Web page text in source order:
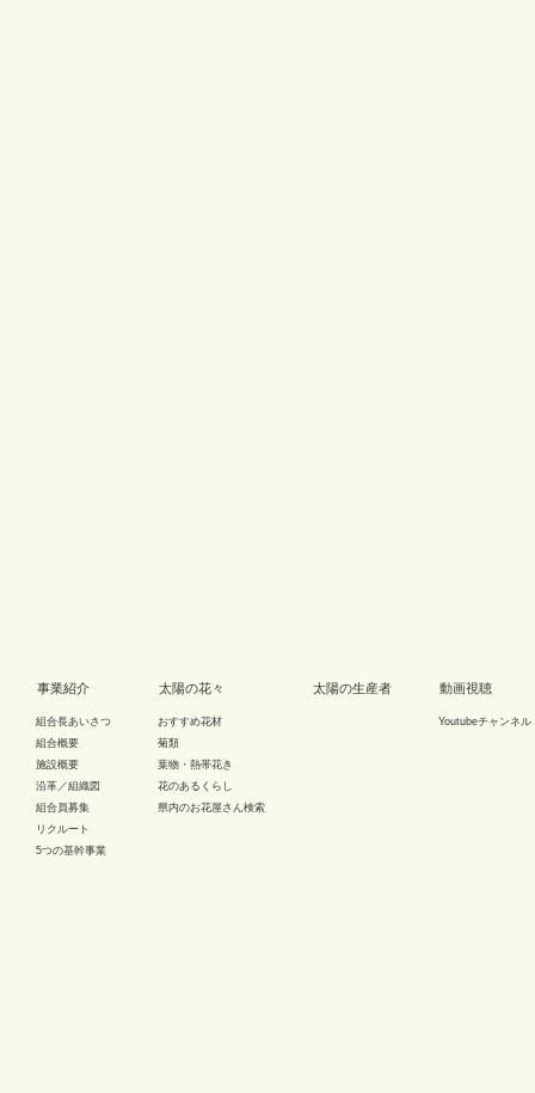
事業紹介
組合長あいさつ
組合概要
施設概要
沿革／組織図
組合員募集
リクルート
5つの基幹事業
太陽の花々
おすすめ花材
菊類
葉物・熱帯花き
花のあるくらし
県内のお花屋さん検索
太陽の生産者 動画視聴
Youtubeチャンネル